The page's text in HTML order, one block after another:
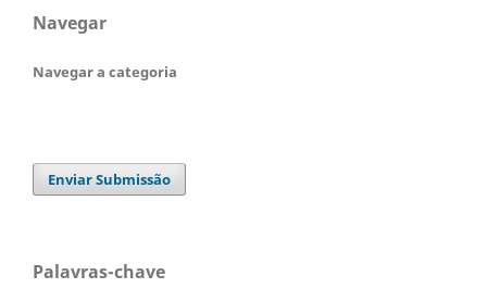
Navegar
Navegar a categoria
Enviar Submissão
Palavras-chave